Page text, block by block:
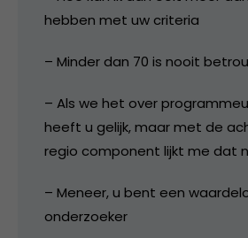
hebben met uw criteria
– Minder dan 70 is nooit
– Als we het over
heeft u gelijk, maar met de
regio component lijkt me dat
– Meneer, u bent een
onderzoeker